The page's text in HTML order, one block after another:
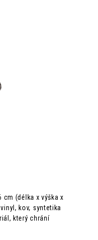
cm (délka x výška x
vinyl, kov, syntetika
který chrání